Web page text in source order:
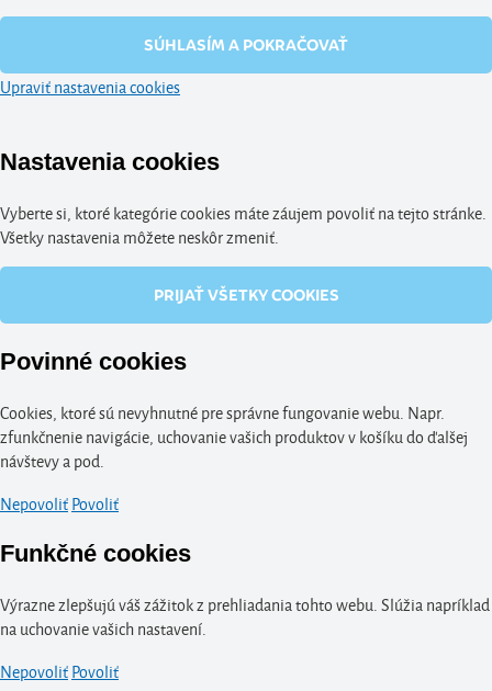
SÚHLASÍM A POKRAČOVAŤ
Upraviť nastavenia cookies
Nastavenia cookies
Vyberte si, ktoré kategórie cookies máte záujem povoliť na tejto stránke.
Všetky nastavenia môžete neskôr zmeniť.
PRIJAŤ VŠETKY COOKIES
Povinné cookies
Cookies, ktoré sú nevyhnutné pre správne fungovanie webu. Napr.
zfunkčnenie navigácie, uchovanie vašich produktov v košíku do ďalšej
návštevy a pod.
NepovoliťPovoliť
Funkčné cookies
Výrazne zlepšujú váš zážitok z prehliadania tohto webu. Slúžia napríklad
na uchovanie vašich nastavení.
NepovoliťPovoliť